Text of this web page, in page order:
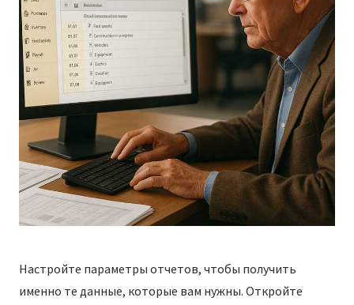
Настройте параметры отчетов, чтобы получить
именно те данные, которые вам нужны. Откройте